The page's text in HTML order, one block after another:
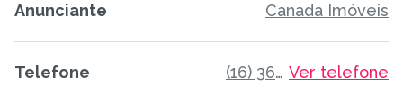
Anunciante Canada Imóveis
Telefone (16) 3610-5166 Ver telefone